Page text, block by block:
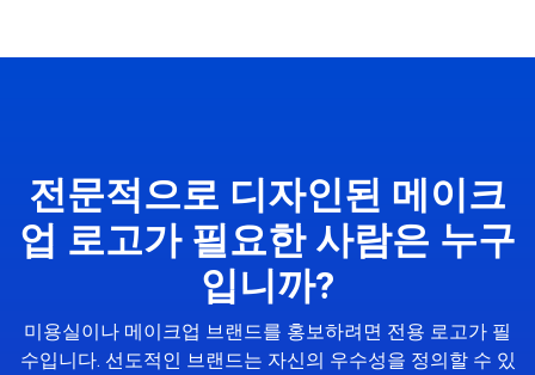
전문적으로 디자인된 메이크
업 로고가 필요한 사람은 누구
입니까?
미용실이나 메이크업 브랜드를 홍보하려면 전용 로고가 필
수입니다. 선도적인 브랜드는 자신의 우수성을 정의할 수 있